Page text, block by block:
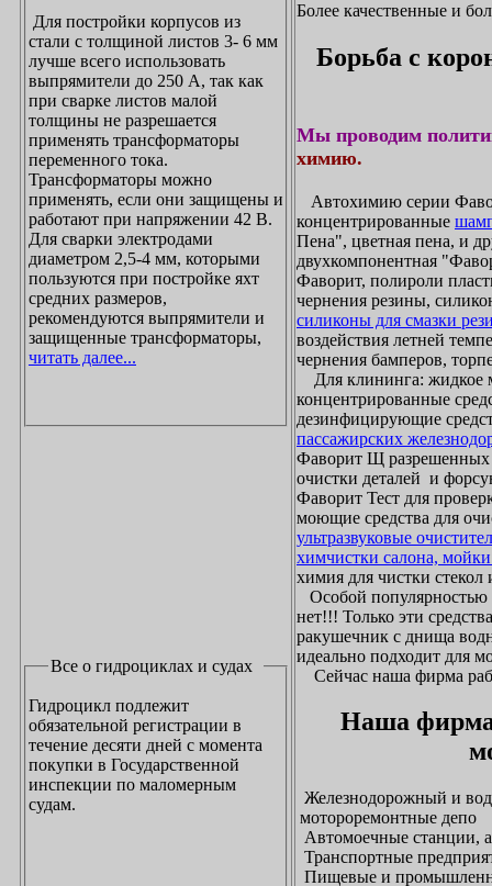
Для постройки корпусов из
стали с толщиной листов 3- 6 мм
лучше всего использовать
выпрямители до 250 А, так как
при сварке листов малой
толщины не разрешается
применять трансформаторы
переменного тока.
Трансформаторы можно
применять, если они защищены и
работают при напряжении 42 В.
Для сварки электродами
диаметром 2,5-4 мм, которыми
пользуются при постройке яхт
средних размеров,
рекомендуются выпрямители и
защищенные трансформаторы,
читать далее...
Все о гидроциклах и судах
Гидроцикл подлежит
обязательной регистрации в
течение десяти дней с момента
покупки в Государственной
инспекции по маломерным
судам.
Более качественные и
Борьба с
Мы проводим
химию.
Автохимию серии
концентрированные
Пена", цветная пена, и
двухкомпонентная
Фаворит, полироли
чернения резины,
силиконы для смазки
воздействия летней
чернения бамперов,
Для клининга: жидкое
концентрированные
дезинфицирующие
пассажирских
Фаворит Щ
очистки деталей и
Фаворит Тест для
моющие средства для
ультразвуковые
химчистки салона,
химия для чистки стекол
Особой популярностью
нет!!! Только эти
ракушечник с днища
идеально подходит для
Сейчас наша фирма
Наша фирма
Железнодорожный и
мотороремонтные депо
Автомоечные станции,
Транспортные
Пищевые и